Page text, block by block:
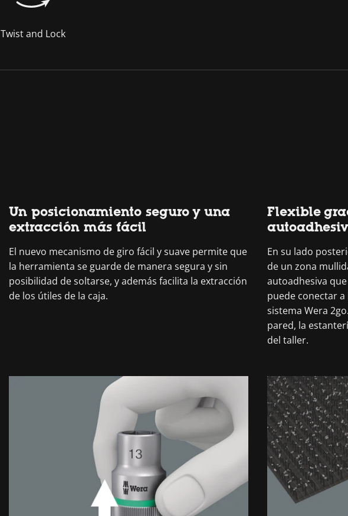
Twist and Lock
Un posicionamiento seguro y una
extracción más fácil
El nuevo mecanismo de giro fácil y suave permite que
la herramienta se guarde de manera segura y sin
posibilidad de soltarse, y además facilita la extracción
de los útiles de la caja.
Flexible
En su lado
de un zona
autoadhesiva
puede conectar
sistema Wera
pared, la
del taller.